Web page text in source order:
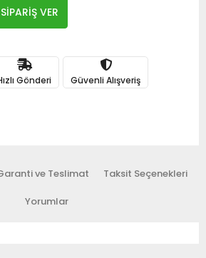
VER
Gönderi Güvenli Alışveriş
ve Teslimat Taksit Seçenekleri
Yorumlar